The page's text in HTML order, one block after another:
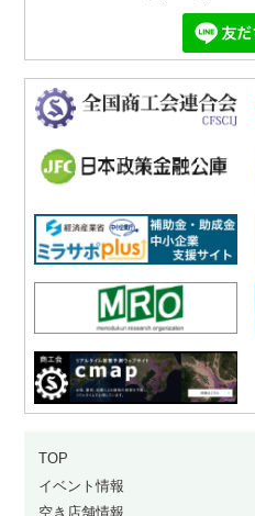
TOP
イベント情報
空き店舗情報